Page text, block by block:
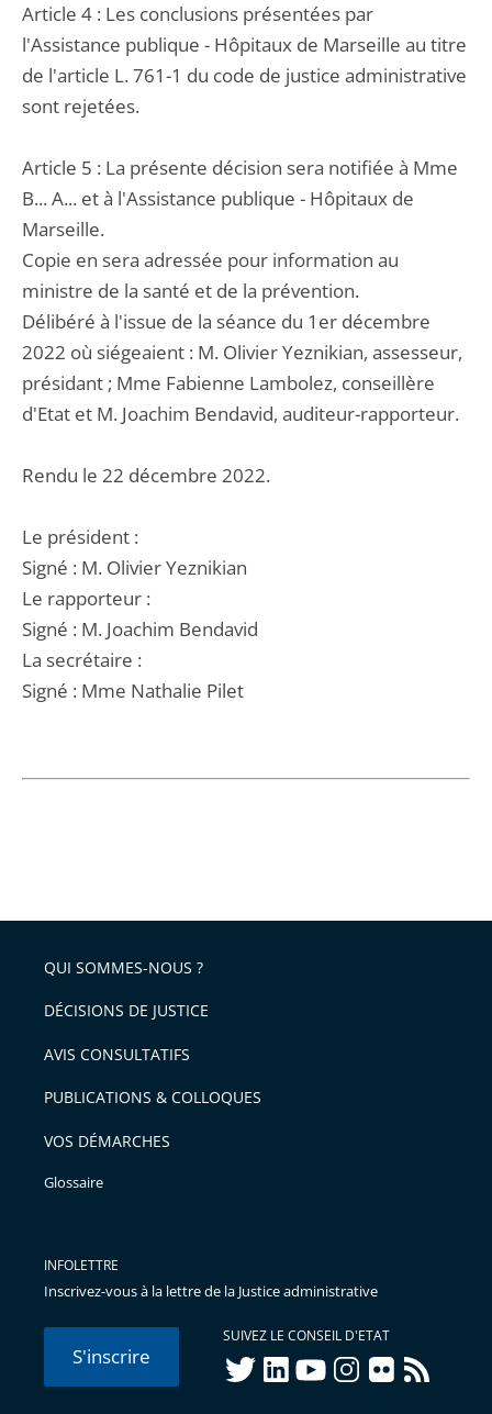
Article 4 : Les conclusions présentées par
l'Assistance publique - Hôpitaux de Marseille au titre
de l'article L. 761-1 du code de justice administrative
sont rejetées.
Article 5 : La présente décision sera notifiée à Mme
B... A... et à l'Assistance publique - Hôpitaux de
Marseille.
Copie en sera adressée pour information au
ministre de la santé et de la prévention.
Délibéré à l'issue de la séance du 1er décembre
2022 où siégeaient : M. Olivier Yeznikian, assesseur,
présidant ; Mme Fabienne Lambolez, conseillère
d'Etat et M. Joachim Bendavid, auditeur-rapporteur.
Rendu le 22 décembre 2022.
Le président :
Signé : M. Olivier Yeznikian
Le rapporteur :
Signé : M. Joachim Bendavid
La secrétaire :
Signé : Mme Nathalie Pilet
QUI SOMMES-NOUS ?
DÉCISIONS DE JUSTICE
AVIS CONSULTATIFS
PUBLICATIONS & COLLOQUES
VOS DÉMARCHES
Glossaire
INFOLETTRE
Inscrivez-vous à la lettre de la Justice administrative
S'inscrire
SUIVEZ LE CONSEIL D'ETAT
twitterlinkedInyoutubeinstagram
flickr rss